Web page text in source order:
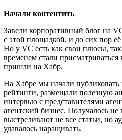
Начали контентить
Завели корпоративный блог на
с этой площадкой, и до сих пор
Но у VC есть как свои плюсы,
временем стали
пришли на Хабр.
На Хабре мы начали публиковать
рейтинги, размещали полезную
интервью с представителями
агентский бизнес. Получалось не
выстреливают не все статьи, но
удавалось наращивать.